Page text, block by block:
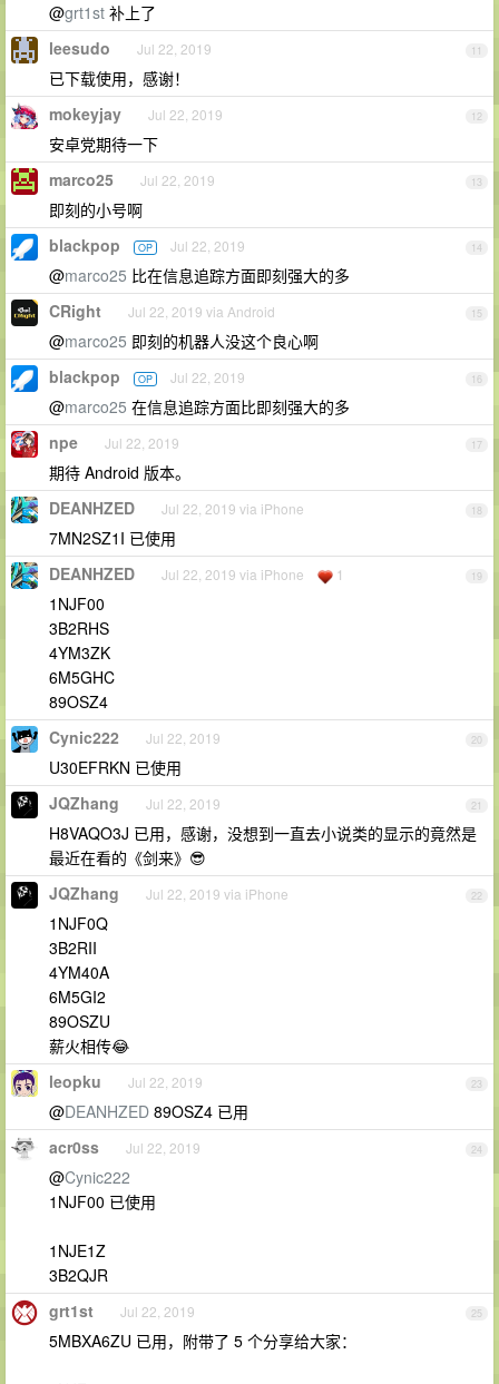
@grt1st 补上了
11
leesudo Jul 22, 2019
已下载使用，感谢！
12
mokeyjay Jul 22, 2019
安卓党期待一下
13
marco25 Jul 22, 2019
即刻的小号啊
14
blackpop OP Jul 22, 2019
@marco25 比在信息追踪方面即刻强大的多
15
CRight Jul 22, 2019 via Android
@marco25 即刻的机器人没这个良心啊
16
blackpop OP Jul 22, 2019
@marco25 在信息追踪方面比即刻强大的多
17
npe Jul 22, 2019
期待 Android 版本。
18
DEANHZED Jul 22, 2019 via iPhone
7MN2SZ1I 已使用
19
DEANHZED Jul 22, 2019 via iPhone 1
1NJF00
3B2RHS
4YM3ZK
6M5GHC
89OSZ4
20
Cynic222 Jul 22, 2019
U30EFRKN 已使用
21
JQZhang Jul 22, 2019
H8VAQO3J 已用，感谢，没想到一直去小说类的显示的竟然是
最近在看的《剑来》😎
22
JQZhang Jul 22, 2019 via iPhone
1NJF0Q
3B2RII
4YM40A
6M5GI2
89OSZU
薪火相传😂
23
leopku Jul 22, 2019
@DEANHZED 89OSZ4 已用
24
acr0ss Jul 22, 2019
@Cynic222
1NJF00 已使用
1NJE1Z
3B2QJR
25
grt1st Jul 22, 2019
5MBXA6ZU 已用，附带了 5 个分享给大家：